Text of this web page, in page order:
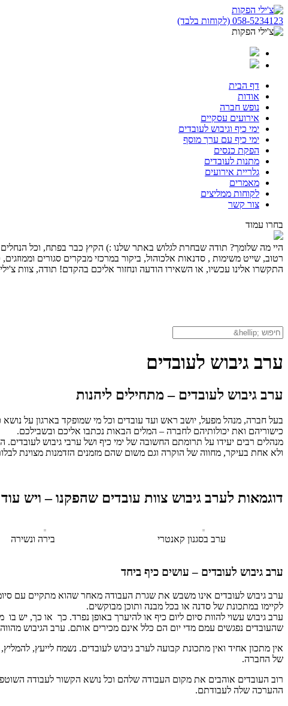
058-5234123 (לקוחות בלבד)
דף הבית
אודות
נופש חברה
אירועים עסקיים
ימי כיף וגיבוש לעובדים
ימי כיף עם ערך מוסף
הפקת כנסים
מתנות לעובדים
גלריית אירועים
מאמרים
לקוחות ממליצים
צור קשר
בחרו עמוד
היי מה שלומך? תודה שבחרת לגלוש באתר שלנו :) הקיץ כבר בפתח, וכל הנחלים
רטוב, שייט משימות , סדנאות אלכוהול, ביקור במרכזי מבקרים סגורים
התקשרו אלינו עכשיו, או השאירו הודעה ונחזור אליכם בהקדם! תודה, צוות
ערב גיבוש לעובדים
ערב גיבוש לעובדים – מתחילים ליהנות
בעל חברה, מנהל מפעל, יושב ראש ועד עובדים וכל מי שמופקד בארגון על
כישוריהם ואת יכולותיהם לחברה – המלים הבאות נכתבו אליכם ובשבילכם.
מנהלים רבים יעידו על תרומתם החשובה של ימי כיף ושל ערבי גיבוש
ולא אחת בעיקר, מחווה של הוקרה וגם משום שהם מזמנים הזדמנות מצוינת
דוגמאות לערב גיבוש צוות עובדים שהפקנו – ויש
ערב בסגנון קאנטרי בירה ונשירה
ערב גיבוש לעובדים – עושים כיף ביחד
ערב גיבוש לעובדים אינו משבש את שגרת העבודה מאחר שהוא מתקיים עם
לקיימו במתכונת של סדנה או בכל מבנה ותוכן מבוקשים.
ערב גיבוש עשוי להוות סיום ליום כיף או להיערך באופן נפרד. כך או כך,
שהעובדים נפגשים עמם מדי יום הם כלל אינם מכירים אותם. ערב הגיבוש מהווה
אין מתכון אחיד ואין מתכונת קבועה לערב גיבוש לעובדים. נשמח לייעץ,
של החברה.
רוב העובדים אוהבים את מקום העבודה שלהם וכל נושא הקשור לעבודה
ההערכה שלה לעבודתם.